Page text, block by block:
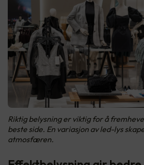
Riktig belysning er viktig for å
beste side. En variasjon av led-lys
atmosfæren.